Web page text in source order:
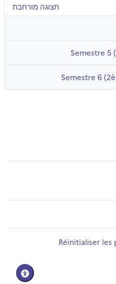
תצוגה מורחבת
Semestre 5
Semestre 6
Réinitialiser